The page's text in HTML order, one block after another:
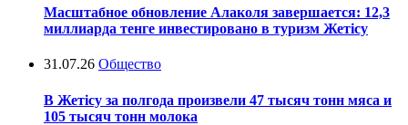
Масштабное обновление Алаколя завершается: 12,3
миллиарда тенге инвестировано в туризм Жетісу
31.07.26 Общество
В Жетісу за полгода произвели 47 тысяч тонн мяса и
105 тысяч тонн молока